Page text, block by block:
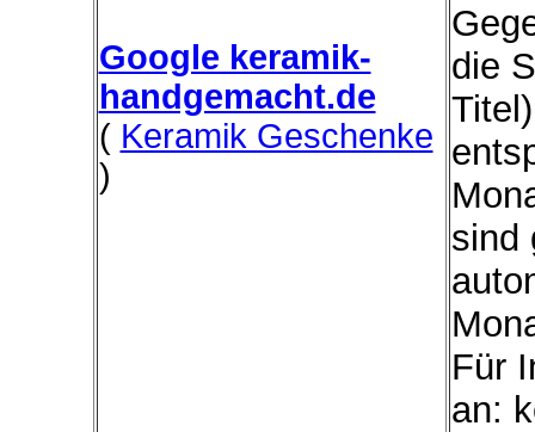
Google keramik-
handgemacht.de
( Keramik Geschenke
)
die
sind
Für
an: